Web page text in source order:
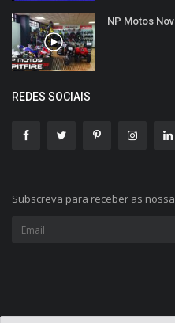
NP Motos
REDES SOCIAIS
Subscreva para receber as